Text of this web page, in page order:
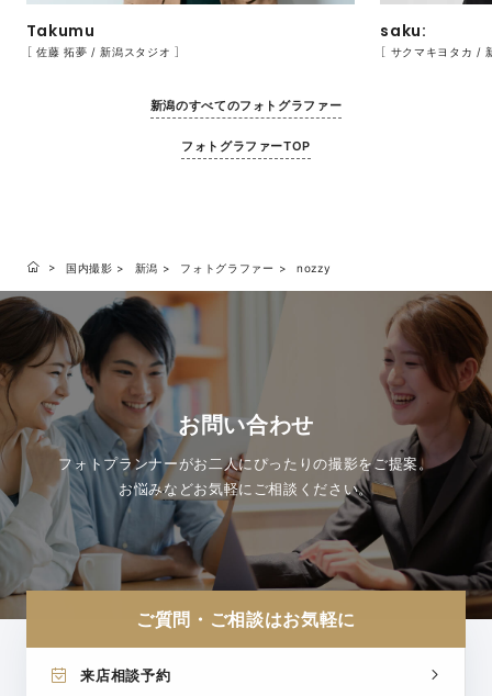
Takumu
［ 佐藤 拓夢 / 新潟スタジオ ］
saku:
［ サクマキヨタカ /
新潟のすべてのフォトグラファー
フォトグラファーTOP
国内撮影 新潟 フォトグラファー nozzy
お問い合わせ
フォトプランナーがお二人にぴったりの撮影をご提案。
お悩みなどお気軽にご相談ください。
ご質問・ご相談はお気軽に
来店相談予約